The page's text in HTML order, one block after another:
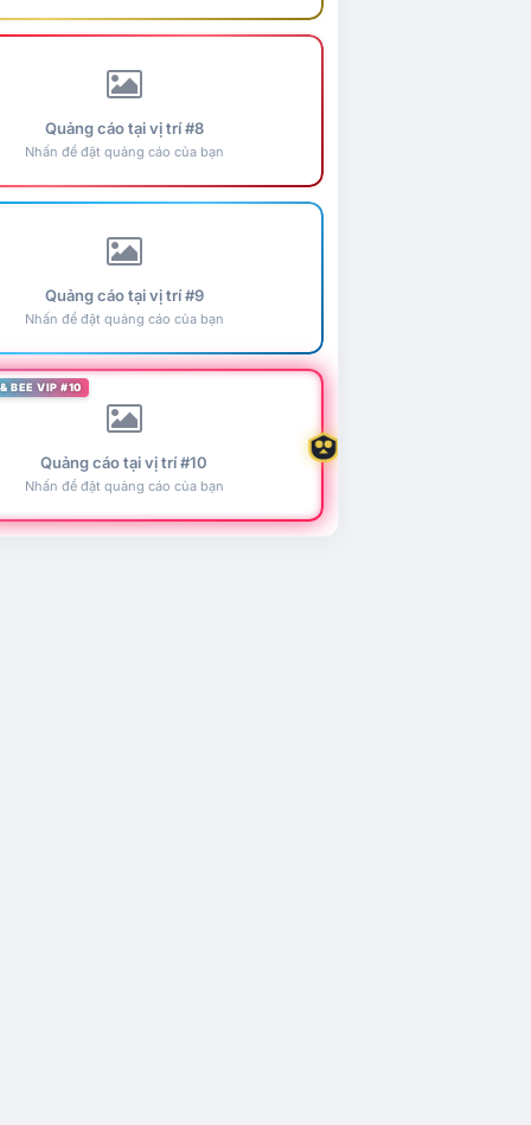
Quảng cáo tại vị trí #8
Nhấn để đặt quảng cáo của bạn
Quảng cáo tại vị trí #9
Nhấn để đặt quảng cáo của bạn
BEE VIP #10
Quảng cáo tại vị trí #10
Nhấn để đặt quảng cáo của bạn